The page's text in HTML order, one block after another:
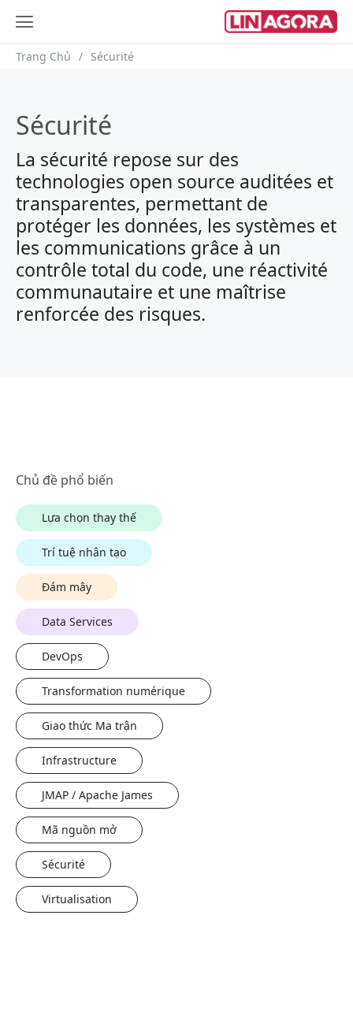
Breadcrumb
Trang Chủ Sécurité
Sécurité
La sécurité repose sur des
technologies open source auditées et
transparentes, permettant de
protéger les données, les systèmes et
les communications grâce à un
contrôle total du code, une réactivité
communautaire et une maîtrise
renforcée des risques.
Chủ đề phổ biến
Lựa chọn thay thế
Trí tuệ nhân tạo
Đám mây
Data Services
DevOps
Transformation numérique
Giao thức Ma trận
Infrastructure
JMAP / Apache James
Mã nguồn mở
Sécurité
Virtualisation